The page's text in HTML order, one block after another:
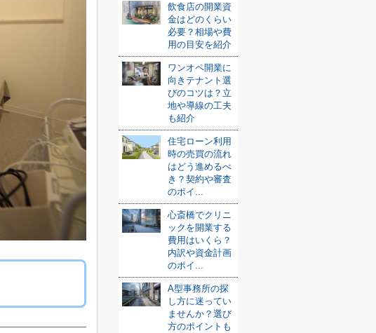
飲食店の開業資
金はどのくらい
必要？相場や費
用の目安を紹介
ワンオペ開業に
向きテナント選
びのコツは？立
地や導線の工夫
も紹介
住宅ローン利用
時の売買の流れ
はどう進めるべ
き？契約や審査
のポイ...
心斎橋でクリニ
ックを開業する
費用はいくら？
内訳や資金計画
のポイ...
A型事務所の探
し方に迷ってい
ませんか？選び
方のポイントも